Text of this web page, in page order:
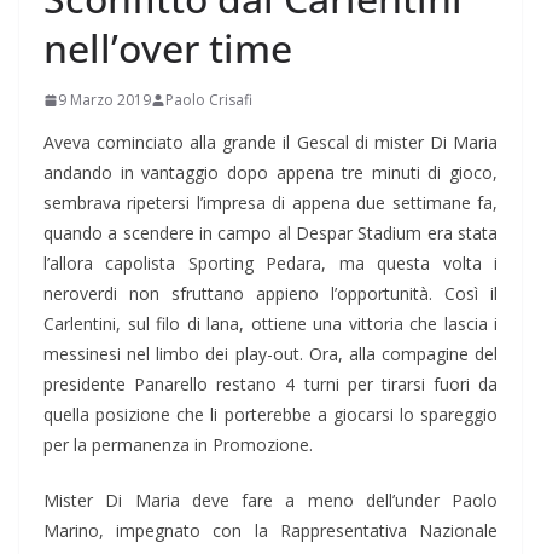
nell’over time
9 Marzo 2019 Paolo Crisafi
Aveva cominciato alla grande il Gescal di mister Di Maria
andando in vantaggio dopo appena tre minuti di gioco,
sembrava ripetersi l’impresa di appena due settimane fa,
quando a scendere in campo al Despar Stadium era stata
l’allora capolista Sporting Pedara, ma questa volta i
neroverdi non sfruttano appieno l’opportunità. Così il
Carlentini, sul filo di lana, ottiene una vittoria che lascia i
messinesi nel limbo dei play-out. Ora, alla compagine del
presidente Panarello restano 4 turni per tirarsi fuori da
quella posizione che li porterebbe a giocarsi lo spareggio
per la permanenza in Promozione.
Mister Di Maria deve fare a meno dell’under Paolo
Marino, impegnato con la Rappresentativa Nazionale